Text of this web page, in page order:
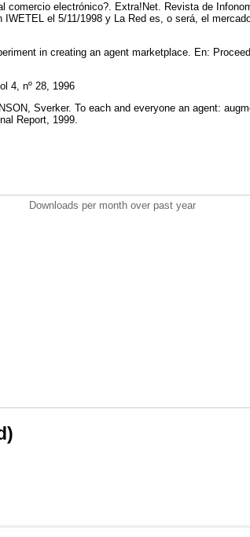
comercio electrónico?. Extra!Net. Revista de
el 5/11/1998 y La Red es, o será, el
in creating an agent marketplace. En:
4, nº 28, 1996
Sverker. To each and everyone an agent:
Report, 1999.
Downloads per month over past year